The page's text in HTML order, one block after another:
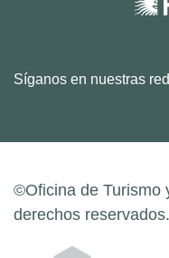
Síganos en nuestras
©Oficina de Turismo
derechos reservados.